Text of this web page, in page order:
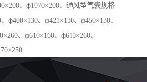
、ф1070×200、通风型气囊规格
ф400×130、ф421×130、ф450×130、
、ф610×160、ф610×260、